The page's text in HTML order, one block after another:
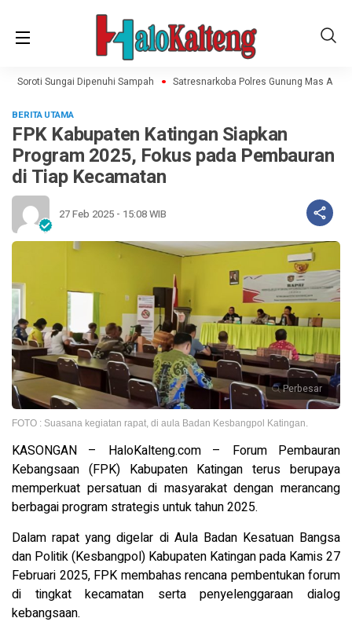
Soroti Sungai Dipenuhi Sampah Satresnarkoba Polres Gunung Mas
BERITA UTAMA
FPK Kabupaten Katingan Siapkan
Program 2025, Fokus pada Pembauran
di Tiap Kecamatan
27 Feb 2025 - 15:08 WIB
Perbesar
FOTO : Suasana kegiatan rapat, di aula Badan Kesbangpol Katingan.
KASONGAN – HaloKalteng.com – Forum Pembauran
Kebangsaan (FPK) Kabupaten Katingan terus berupaya
memperkuat persatuan di masyarakat dengan merancang
berbagai program strategis untuk tahun 2025.
Dalam rapat yang digelar di Aula Badan Kesatuan Bangsa
dan Politik (Kesbangpol) Kabupaten Katingan pada Kamis 27
Februari 2025, FPK membahas rencana pembentukan forum
di tingkat kecamatan serta penyelenggaraan dialog
kebangsaan.